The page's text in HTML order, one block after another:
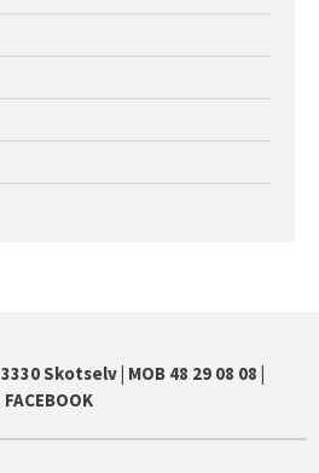
3330 Skotselv| MOB 48 29 08 08 |
FACEBOOK